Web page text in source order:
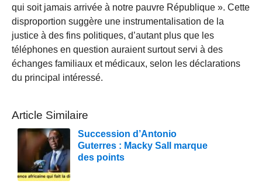
qui soit jamais arrivée à notre pauvre République ». Cette
disproportion suggère une instrumentalisation de la
justice à des fins politiques, d’autant plus que les
téléphones en question auraient surtout servi à des
échanges familiaux et médicaux, selon les déclarations
du principal intéressé.
Article Similaire
Succession d’Antonio
Guterres : Macky Sall marque
des points